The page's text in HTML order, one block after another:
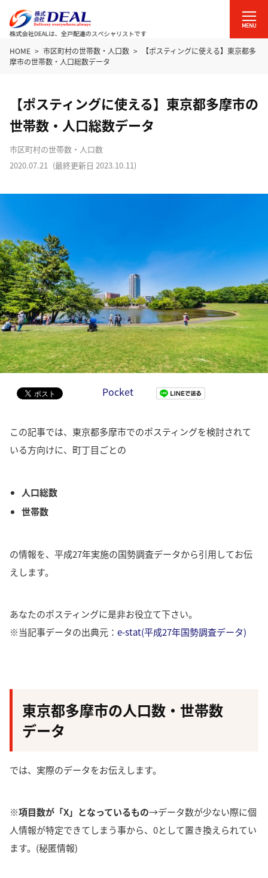
HOME 市区町村の世帯数・人口数
【ポスティングに使える】東京都多
摩市の世帯数・人口総数データ
【ポスティングに使える】東京都多摩市の
世帯数・人口総数データ
市区町村の世帯数・人口数
2020.07.21 (最終更新日 2023.10.11)
Pocket
この記事では、東京都多摩市でのポスティングを検討されて
いる方向けに、町丁目ごとの
人口総数
世帯数
の情報を、平成27年実施の国勢調査データから引用してお伝
えします。
あなたのポスティングに是非お役立て下さい。
※当記事データの出典元： e-stat(平成27年国勢調査データ)
東京都多摩市の人口数・世帯数
データ
では、実際のデータをお伝えします。
※項目数が「X」となっているもの→データ数が少ない際に個
人情報が特定できてしまう事から、0として置き換えられてい
ます。(秘匿情報)